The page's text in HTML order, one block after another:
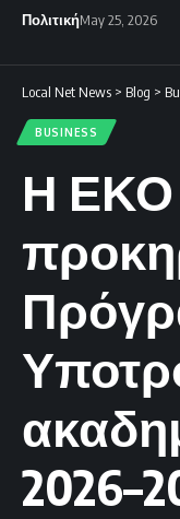
ΠολιτικήMay 25, 2026
Local Net News > Blog >
BUSINESS
Η ΕΚΟ